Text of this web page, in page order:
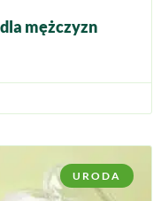
mężczyzn
URODA